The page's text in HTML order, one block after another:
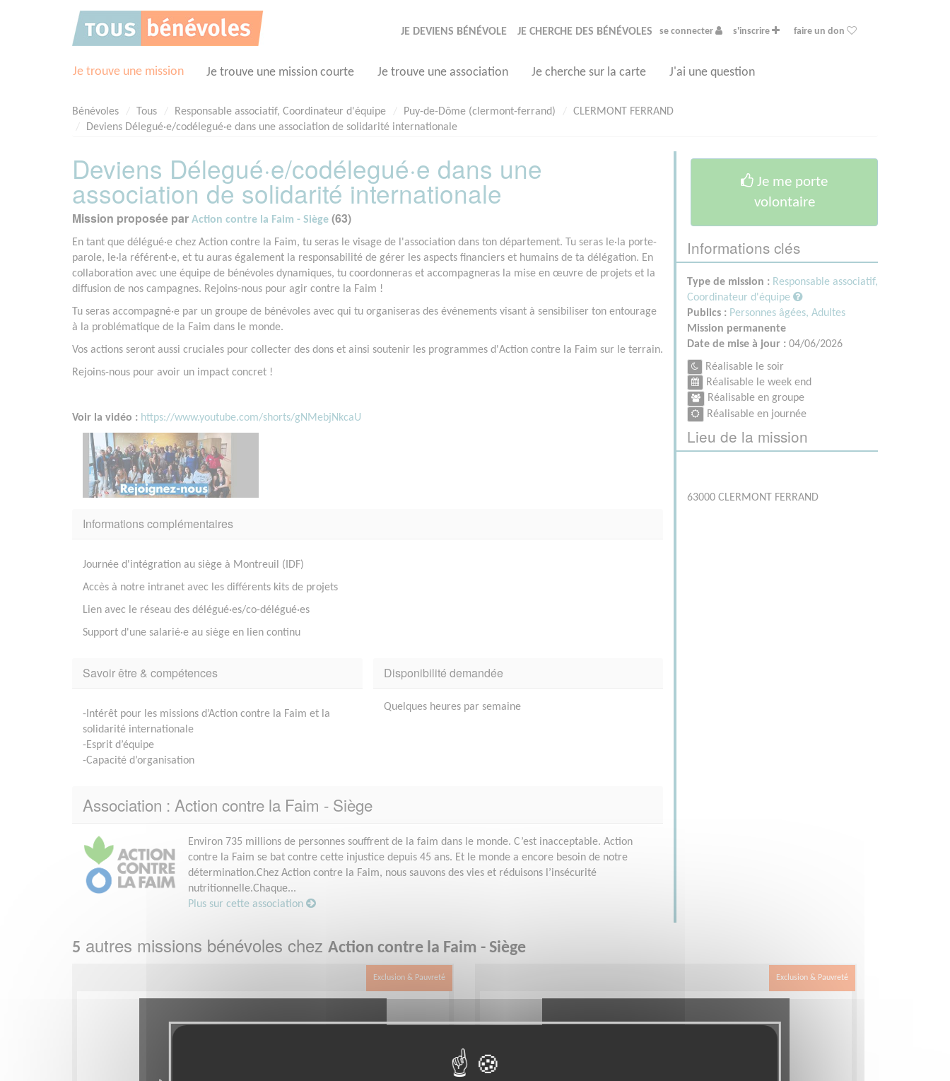
JE DEVIENS BÉNÉVOLE JE CHERCHE DES BÉNÉVOLES se connecter s'inscrire faire un don
Je trouve une mission Je trouve une mission courte Je trouve une association Je cherche sur la carte J'ai une question
Bénévoles Tous Responsable associatif, Coordinateur d'équipe Puy-de-Dôme (clermont-ferrand)
CLERMONT FERRAND
Deviens Délegué·e/codélegué·e dans une association de solidarité internationale
Deviens Délegué·e/codélegué·e dans une
association de solidarité internationale
Mission proposée par Action contre la Faim - Siège (63)
En tant que délégué·e chez Action contre la Faim, tu seras le visage de l'association dans ton département. Tu seras le·la porte-
parole, le·la référent·e, et tu auras également la responsabilité de gérer les aspects financiers et humains de ta délégation. En
collaboration avec une équipe de bénévoles dynamiques, tu coordonneras et accompagneras la mise en œuvre de projets et la
diffusion de nos campagnes. Rejoins-nous pour agir contre la Faim !
Tu seras accompagné·e par un groupe de bénévoles avec qui tu organiseras des événements visant à sensibiliser ton entourage
à la problématique de la Faim dans le monde.
Vos actions seront aussi cruciales pour collecter des dons et ainsi soutenir les programmes d'Action contre la Faim sur le terrain.
Rejoins-nous pour avoir un impact concret !
Voir la vidéo : https://www.youtube.com/shorts/gNMebjNkcaU
Informations complémentaires
Journée d'intégration au siège à Montreuil (IDF)
Accès à notre intranet avec les différents kits de projets
Lien avec le réseau des délégué·es/co-délégué·es
Support d'une salarié·e au siège en lien continu
Savoir être & compétences
-Intérêt pour les missions d’Action contre la Faim et la
solidarité internationale
-Esprit d’équipe
-Capacité d’organisation
Disponibilité demandée
Quelques heures par semaine
Association : Action contre la Faim - Siège
Environ 735 millions de personnes souffrent de la faim dans le monde. C’est inacceptable. Action
contre la Faim se bat contre cette injustice depuis 45 ans. Et le monde a encore besoin de notre
détermination.Chez Action contre la Faim, nous sauvons des vies et réduisons l’insécurité
nutritionnelle.Chaque...
Plus sur cette association
Je me porte
volontaire
Informations clés
Type de mission : Responsable associatif,
Coordinateur d'équipe
Publics : Personnes âgées, Adultes
Mission permanente
Date de mise à jour : 04/06/2026
Réalisable le soir
Réalisable le week end
Réalisable en groupe
Réalisable en journée
Lieu de la mission
63000 CLERMONT FERRAND
5 autres missions bénévoles chez Action contre la Faim - Siège
Exclusion & Pauvreté Exclusion & Pauvreté